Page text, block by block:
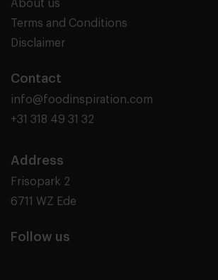
About us
Terms and Conditions
Disclaimer
Contact
info@foodinspiration.com
+31 318 49 31 32
Address
Frisopark 2
6711 WZ Ede
Follow us